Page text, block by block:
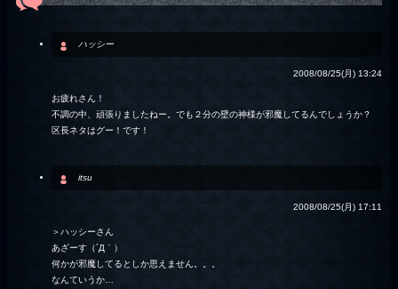
ハッシー
2008/08/25(月) 13:24
お疲れさん！
不調の中、頑張りましたねー。でも２分の壁の神様が邪魔してるんでしょうか？
区長ネタはグー！です！
itsu
2008/08/25(月) 17:11
＞ハッシーさん
あざーす（´Д｀）
何かが邪魔してるとしか思えません。。。
なんていうか…